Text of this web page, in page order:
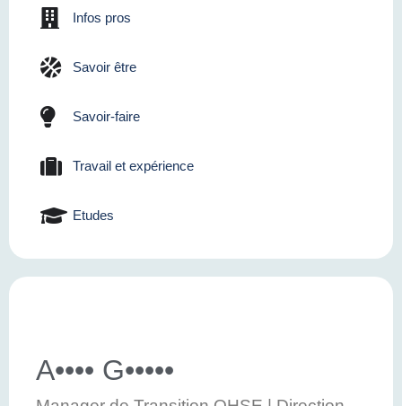
Infos pros
Savoir être
Savoir-faire
Travail et expérience
Etudes
A•••• G•••••